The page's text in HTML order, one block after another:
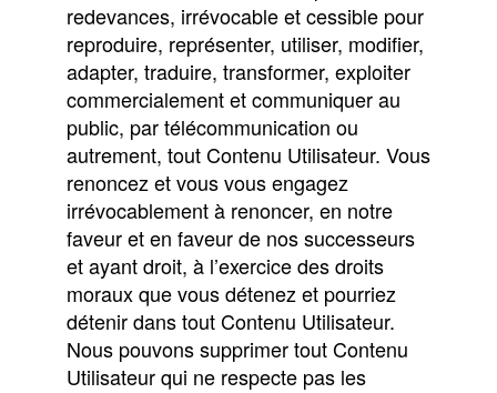
redevances, irrévocable et cessible pour
reproduire, représenter, utiliser, modifier,
adapter, traduire, transformer, exploiter
commercialement et communiquer au
public, par télécommunication ou
autrement, tout Contenu Utilisateur. Vous
renoncez et vous vous engagez
irrévocablement à renoncer, en notre
faveur et en faveur de nos successeurs
et ayant droit, à l’exercice des droits
moraux que vous détenez et pourriez
détenir dans tout Contenu Utilisateur.
Nous pouvons supprimer tout Contenu
Utilisateur qui ne respecte pas les